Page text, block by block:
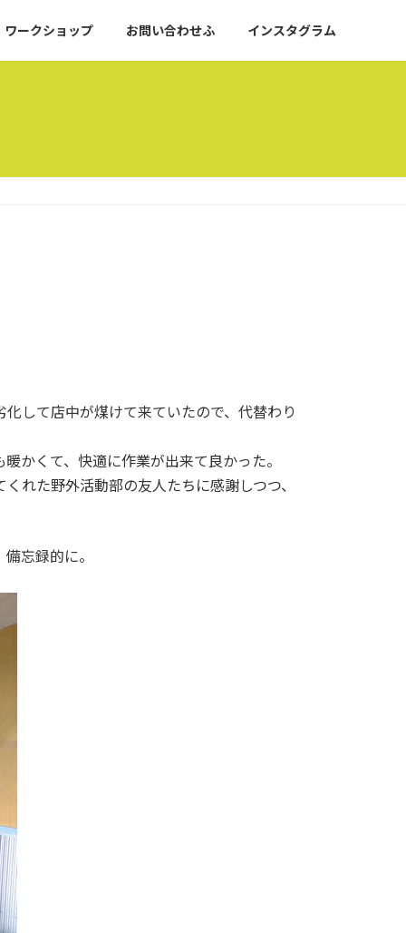
ワークショップ お問い合わせふ インスタグラム
して店中が煤けて来ていたので、代替わり
かくて、快適に作業が出来て良かった。
れた野外活動部の友人たちに感謝しつつ、
忘録的に。